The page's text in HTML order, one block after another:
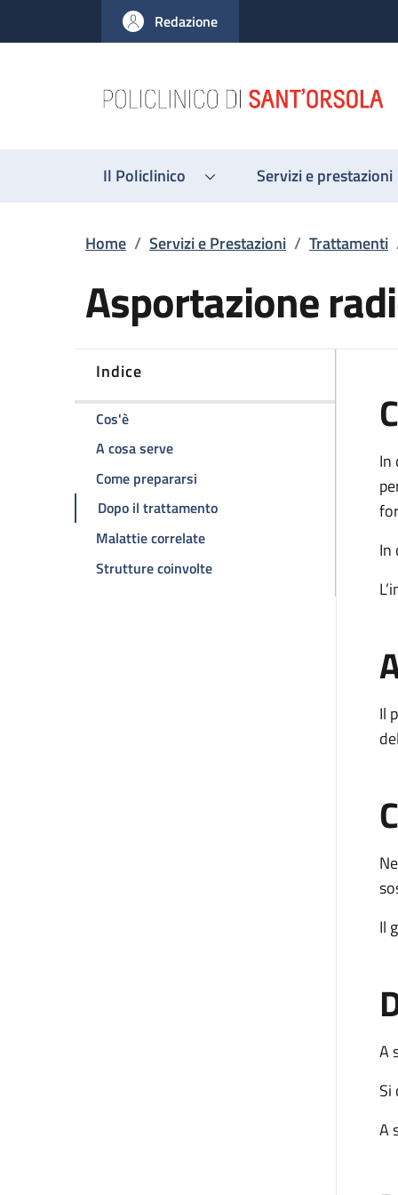
al contenuto principale
to footer content
Redazione
Il Policlinico Servizi e prestazioni
Briciole di pane
Home / Servizi e Prestazioni / Trattamenti
Asportazione
Indice
Cos'èdella pagina Asportazione radicale lesione
A cosa servedella pagina Asportazione radicale
Come prepararsi
Dopo il trattamentodella pagina Asportazione
Malattie correlatedella pagina Asportazione
Strutture coinvoltedella pagina Asportazione
In
In
Il
Il
A
Si
A